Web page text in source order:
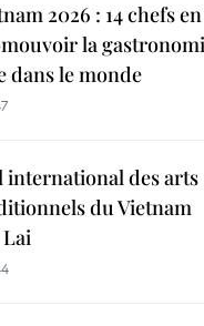
2026 : 14 chefs en
la
dans le monde
international des arts
du Vietnam
Lai